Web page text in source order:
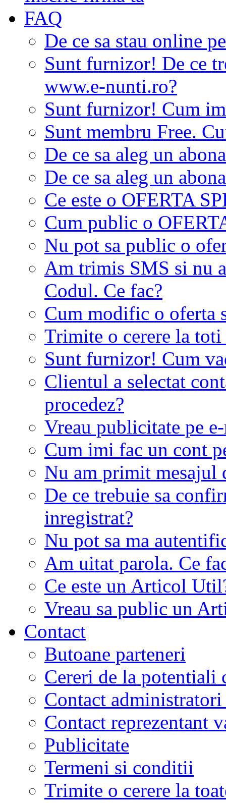
FAQ
De ce sa stau online
Sunt furnizor! De ce
www.e-nunti.ro?
Sunt furnizor! Cum
Sunt membru Free.
De ce sa aleg un
De ce sa aleg un
Ce este o OFERTA
Cum public o
Nu pot sa public o
Am trimis SMS si nu
Codul. Ce fac?
Cum modific o oferta
Trimite o cerere la
Sunt furnizor! Cum
Clientul a selectat
procedez?
Vreau publicitate pe
Cum imi fac un cont
Nu am primit mesajul
De ce trebuie sa
inregistrat?
Nu pot sa ma
Am uitat parola. Ce
Ce este un Articol
Vreau sa public un
Contact
Butoane parteneri
Cereri de la potentiali
Contact
Contact reprezentant
Publicitate
Termeni si conditii
Trimite o cerere la